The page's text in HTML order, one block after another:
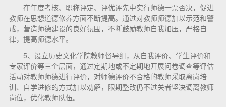
在年度考核、职称评定、评优评先中实行师德一票否决，促进
教师在思想道德修养方面不断提高。通过对教师师德加以示范和警
戒，营造师德建设的良好氛围，不断鼓励教师自我加压，严格自
律，提高师德水平。
5、设立历史文化学院教师督导组，从自我评价、学生评价和
专家评价等三个层面，通过定期地或不定期地开展问卷调查等评估
活动对教师师德进行评价，对师德评价不合格的教师采取离岗培
训、自学进修的方式加以劝解，限期整改仍不过关者坚决调离教师
岗位，优化教师队伍。